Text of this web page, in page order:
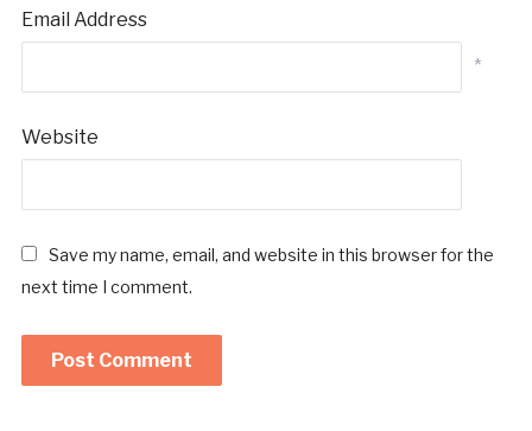
Email Address
*
Website
Save my name, email, and website in this browser for the
next time I comment.